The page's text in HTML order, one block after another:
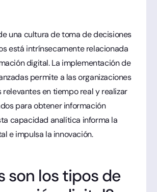
una cultura de toma de decisiones
está intrínsecamente relacionada
digital. La implementación de
permite a las organizaciones
en tiempo real y realizar
para obtener información
capacidad analítica informa la
e impulsa la innovación.
son los tipos de